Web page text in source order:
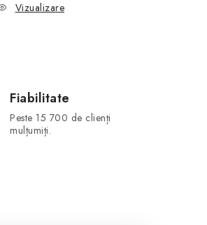
Vizualizare
Fiabilitate
Peste 15 700 de clienți
mulțumiți.